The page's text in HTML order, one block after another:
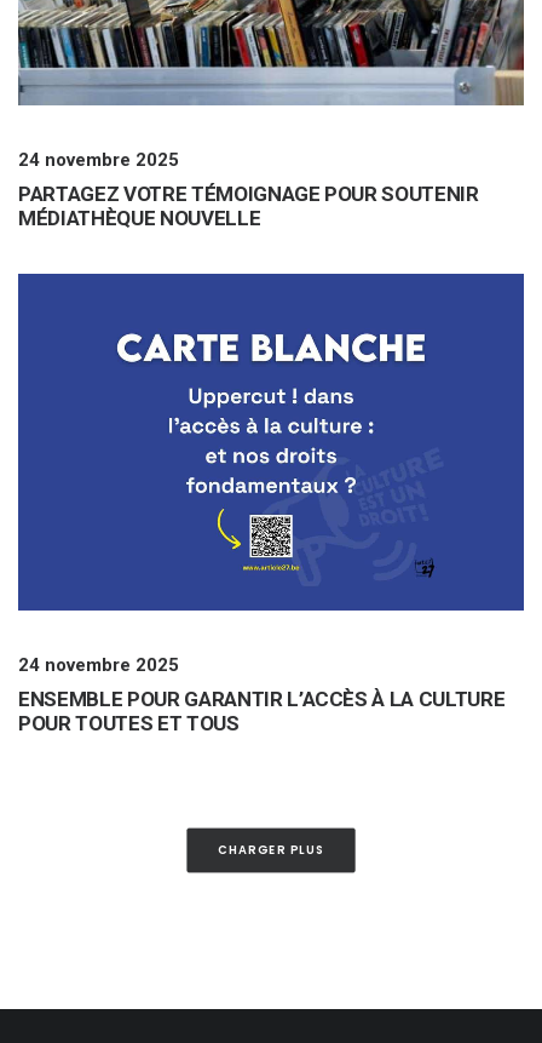
24 novembre 2025
PARTAGEZ VOTRE TÉMOIGNAGE POUR SOUTENIR
MÉDIATHÈQUE NOUVELLE
24 novembre 2025
ENSEMBLE POUR GARANTIR L’ACCÈS À LA CULTURE
POUR TOUTES ET TOUS
CHARGER PLUS